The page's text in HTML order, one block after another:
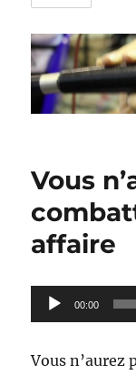
Vous
affaire
Lecteur
audio
00:00
Vous n’aurez